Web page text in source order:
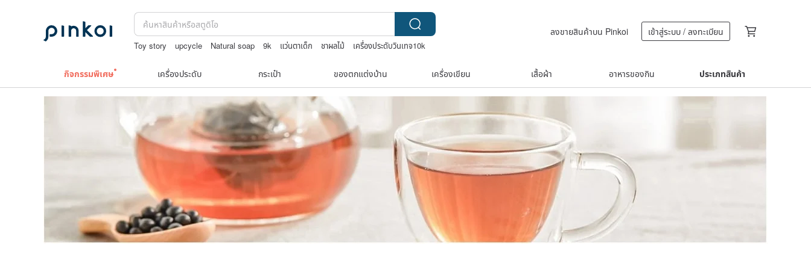
Toy story upcycle Natural soap 9k แว่นตาเด็ก ชาผลไม้
เครื่องประดับวินเทจ10k
ลงขายสินค้าบน Pinkoi เข้าสู่ระบบ / ลงทะเบียน
กิจกรรมพิเศษ เครื่องประดับ กระเป๋า ของตกแต่งบ้าน เครื่องเขียน เสื้อผ้า อาหารของกิน ประเภทสินค้า